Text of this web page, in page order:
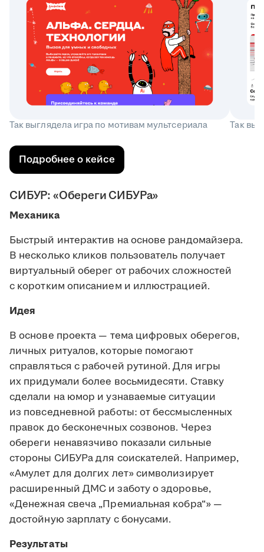
Так выглядела игра по мотивам мультсериала Так
Подробнее о кейсе
СИБУР: «Обереги СИБУРа»
Механика
Быстрый интерактив на основе рандомайзера.
В несколько кликов пользователь получает
виртуальный оберег от рабочих сложностей
с коротким описанием и иллюстрацией.
Идея
В основе проекта — тема цифровых оберегов,
личных ритуалов, которые помогают
справляться с рабочей рутиной. Для игры
их придумали более восьмидесяти. Ставку
сделали на юмор и узнаваемые ситуации
из повседневной работы: от бессмысленных
правок до бесконечных созвонов. Через
обереги ненавязчиво показали сильные
стороны СИБУРа для соискателей. Например,
«Амулет для долгих лет» символизирует
расширенный ДМС и заботу о здоровье,
«Денежная свеча „Премиальная кобра“» —
достойную зарплату с бонусами.
Результаты